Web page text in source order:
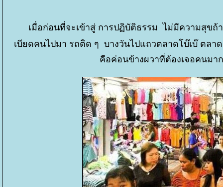
เมื่อก่อนที่จะเข้าสู่ การปฏิบัติธรรม ไม่มีความสุข
เบียดคนไปมา รถติด ๆ บางวันไปแถวตลาดโบ๊เบ๊ ตลา
คือค่อนข้างผวาที่ต้องเจอคนม